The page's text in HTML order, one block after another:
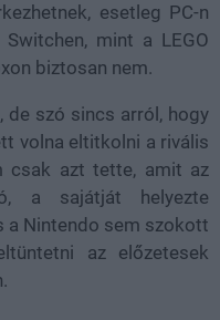
esetleg PC-n
mint a LEGO
biztosan nem.
de szó sincs arról, hogy
volna eltitkolni a rivális
csak azt tette, amit az
a sajátját helyezte
a Nintendo sem szokott
az előzetesek